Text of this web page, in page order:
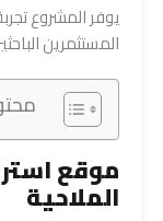
يوفر المشروع
المستثمرين
موقع
الملاحية